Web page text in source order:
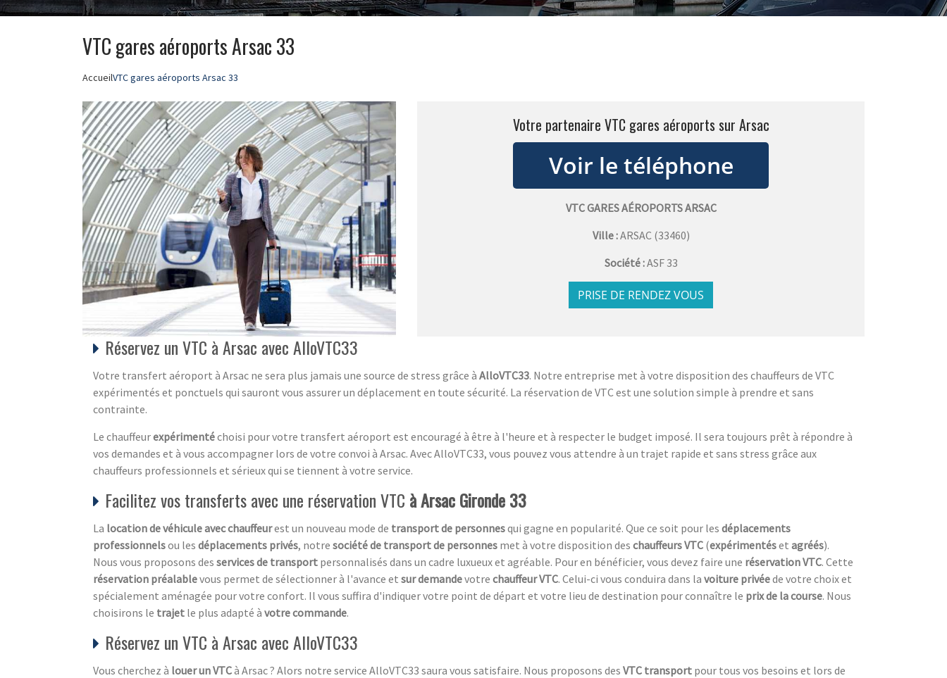
VTC gares aéroports Arsac 33
AccueilVTC gares aéroports Arsac 33
Votre partenaire VTC gares aéroports sur Arsac
VTC GARES AÉROPORTS ARSAC
Ville :ARSAC(33460)
Société :ASF 33
PRISE DE RENDEZ VOUS
Réservez un VTC à Arsac avec AlloVTC33
Votre transfert aéroport à Arsac ne sera plus jamais une source de stress grâce à AlloVTC33. Notre entreprise met à votre disposition des chauffeurs de VTC
expérimentés et ponctuels qui sauront vous assurer un déplacement en toute sécurité. La réservation de VTC est une solution simple à prendre et sans
contrainte.
Le chauffeurexpérimentéchoisi pour votre transfert aéroport est encouragé à être à l'heure et à respecter le budget imposé. Il sera toujours prêt à répondre à
vos demandes et à vous accompagner lors de votre convoi à Arsac. Avec AlloVTC33, vous pouvez vous attendre à un trajet rapide et sans stress grâce aux
chauffeurs professionnels et sérieux qui se tiennent à votre service.
Facilitez vos transferts avec une réservation VTC à Arsac Gironde 33
La location de véhiculeavec chauffeurest un nouveau mode de transport de personnesqui gagne en popularité. Que ce soit pour les déplacements
professionnelsou les déplacements privés, notre société de transport de personnes met à votre disposition des chauffeurs VTC (expérimentéset agréés).
Nous vous proposons des services de transport personnalisés dans un cadre luxueux et agréable. Pour en bénéficier, vous devez faire une réservation VTC. Cette
réservation préalablevous permet de sélectionner à l'avance et sur demandevotre chauffeur VTC. Celui-ci vous conduira dans la voiture privéede votre choix et
spécialement aménagée pour votre confort. Il vous suffira d'indiquer votre point de départ et votre lieu de destination pour connaître le prix de la course. Nous
choisirons le trajet le plus adapté à votre commande.
Réservez un VTC à Arsac avec AlloVTC33
Vous cherchez à louer un VTCà Arsac ? Alors notre service AlloVTC33 saura vous satisfaire. Nous proposons des VTC transport pour tous vos besoins et lors de